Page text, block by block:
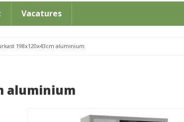
Vacatures
198x120x43cm aluminium
aluminium